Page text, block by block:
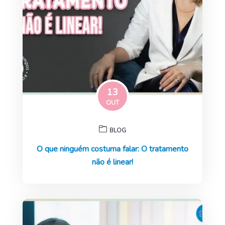
13
OUT
BLOG
O que ninguém costuma falar: O tratamento
não é linear!